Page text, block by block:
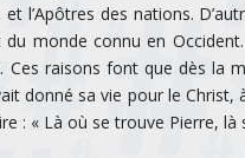
l’Apôtres des nations.
monde connu en
Ces raisons font que dès la
donné sa vie pour le Christ,
: « Là où se trouve Pierre, là